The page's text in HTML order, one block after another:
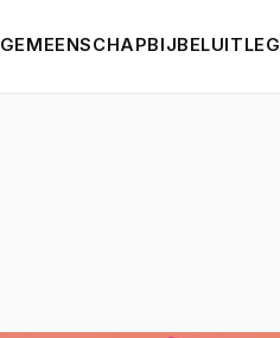
GEMEENSCHAPBIJBELUITLEG